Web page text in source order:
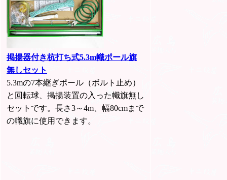
掲揚器付き杭打ち式5.3m幟ポール旗
無しセット
5.3mの7本継ぎポール（ボルト止め）
と回転球、掲揚装置の入った幟旗無し
セットです。長さ3～4m、幅80cmまで
の幟旗に使用できます。